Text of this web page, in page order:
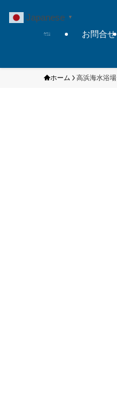
お問合せ
ホーム 高浜海水浴場
Japanese ▼